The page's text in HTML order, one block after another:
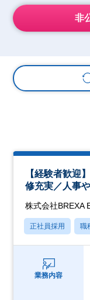
非
【経験者歓迎
修充実／人事
株式会社BREXA
正社員採用 職
業務内容